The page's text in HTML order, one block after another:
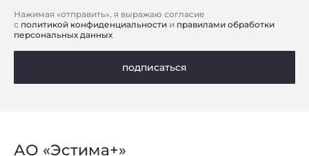
Нажимая «отправить», я выражаю согласие
с политикой конфиденциальности и правилами обработки
персональных данных
подписаться
АО «Эстима+»